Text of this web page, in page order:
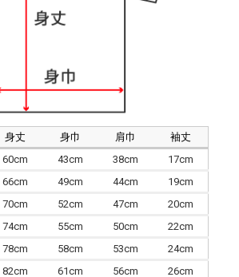
身丈 身巾 肩巾
袖丈
60cm 43cm 38cm
17cm
66cm 49cm 44cm
19cm
70cm 52cm 47cm
20cm
74cm 55cm 50cm
22cm
78cm 58cm 53cm
24cm
82cm 61cm 56cm 26cm